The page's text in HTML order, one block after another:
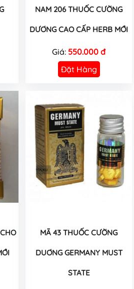
NAM 206 THUỐC CƯỜNG
DƯƠNG CAO CẤP HERB MỚI
Giá: 550.000 đ
Đặt Hàng
MÃ 43 THUỐC CƯỜNG
DUƠNG GERMANY MUST
STATE